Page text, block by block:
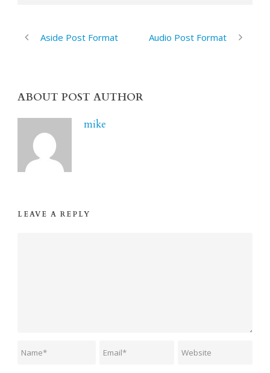
Aside Post Format Audio Post Format
ABOUT POST AUTHOR
mike
LEAVE A REPLY